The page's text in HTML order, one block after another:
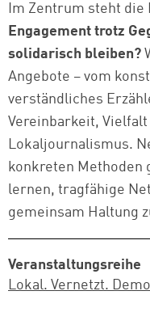
Im Zentrum steht die
Engagement trotz
solidarisch bleiben?
Angebote – vom
verständliches
Vereinbarkeit,
Lokaljournalismus.
konkreten Methoden
lernen, tragfähige
gemeinsam Haltung
Veranstaltungsreihe
Lokal. Vernetzt.